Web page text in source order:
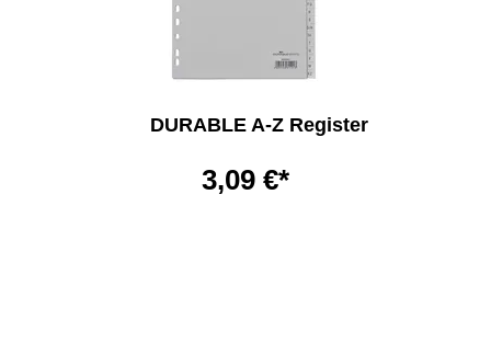
DURABLE A-Z Register
3,09 €*